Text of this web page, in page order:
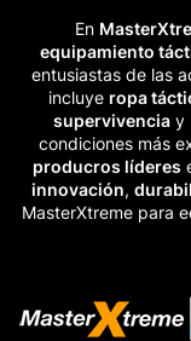
En
equipamiento
entusiastas de las
incluye ropa
supervivencia y
condiciones más
producros líderes
innovación,
MasterXtreme para